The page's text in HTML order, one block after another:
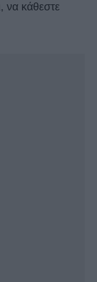
να κάθεστε